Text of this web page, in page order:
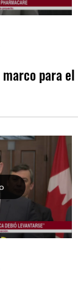
para el